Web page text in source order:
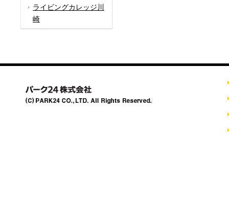
ライビングカレッジ川
崎